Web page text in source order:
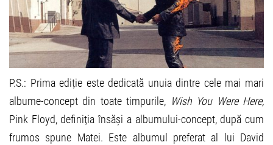
P.S.: Prima ediție este dedicată unuia dintre cele mai mari
albume-concept din toate timpurile, Wish You Were Here,
Pink Floyd, definiția însăși a albumului-concept, după cum
frumos spune Matei. Este albumul preferat al lui David